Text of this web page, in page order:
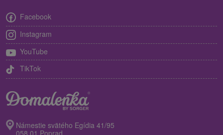
Facebook
Instagram
YouTube
TikTok
Námestie svätého Egídia 41/95